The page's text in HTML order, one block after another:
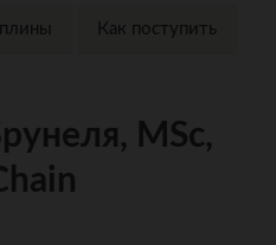
Как поступить
MSc,